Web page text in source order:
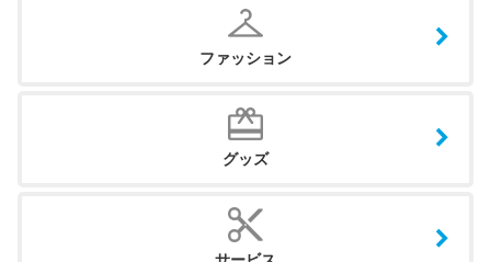
ファッション
グッズ